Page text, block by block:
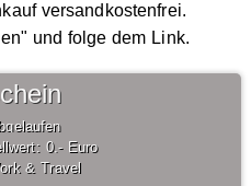
versandkostenfrei.
und folge dem Link.
0,- Euro
& Travel